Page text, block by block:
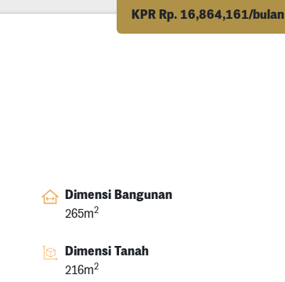
KPR Rp. 16,864,161/bulan
Dimensi Bangunan
265m2
Dimensi Tanah
216m2